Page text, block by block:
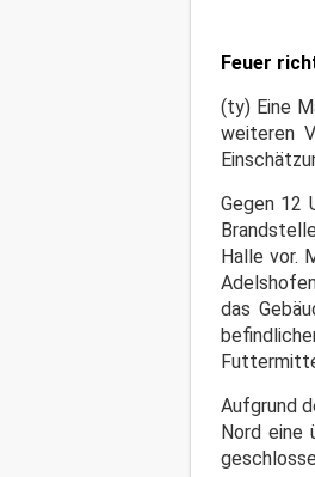
Feuer
(ty) Eine
weiteren
Gegen 12
Halle vor.
das
Aufgrund
Nord eine